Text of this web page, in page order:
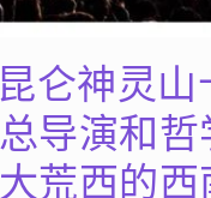
仑神灵
导演和
荒西的